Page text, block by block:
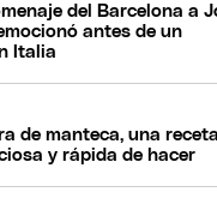
del Barcelona a
antes de un
Italia
de manteca, una receta
y rápida de hacer